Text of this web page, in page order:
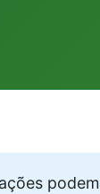
podem